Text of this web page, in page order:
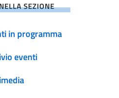
SEZIONE
in programma
eventi